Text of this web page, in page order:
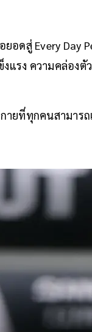
ดสู่ Every Day
แรง ความคล่องตั
ยที่ทุกคนสามาร